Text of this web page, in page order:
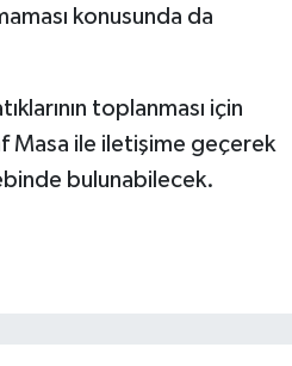
konusunda da
toplanması için
Masa ile iletişime geçerek
bulunabilecek.